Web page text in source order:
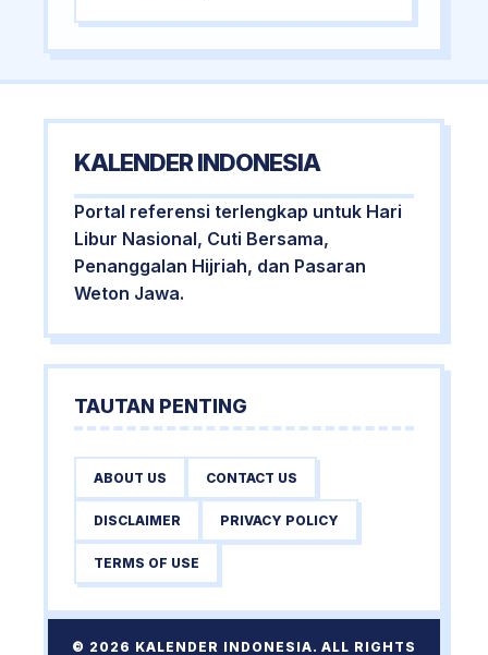
KALENDER INDONESIA
Portal referensi terlengkap untuk Hari
Libur Nasional, Cuti Bersama,
Penanggalan Hijriah, dan Pasaran
Weton Jawa.
TAUTAN PENTING
ABOUT US CONTACT US
DISCLAIMER PRIVACY POLICY
TERMS OF USE
© 2026 KALENDER INDONESIA. ALL RIGHTS